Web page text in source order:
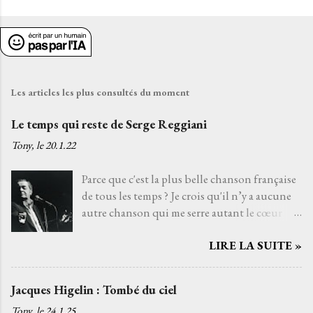
n
r
e
t
e
r
u
n
c
o
n
t
Les articles les plus consultés du moment
Le temps qui reste de Serge Reggiani
Tony, le20.1.22
Parce que c'est la plus belle chanson française
de tous les temps ? Je crois qu'il n’y a aucune
autre chanson qui me serre autant le cœur
un texte de Jean-Loup Dabadie et une très
interprète me rappelle celle d'un grand-père
LIRE LA SUITE »
Jacques Higelin : Tombé du ciel